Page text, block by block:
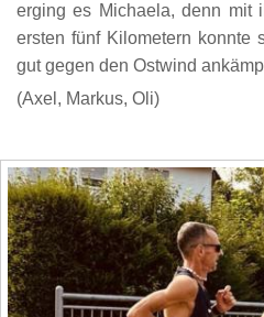
erging es Michaela, denn mit
ersten fünf Kilometern konnte
gut gegen den Ostwind
(Axel, Markus, Oli)